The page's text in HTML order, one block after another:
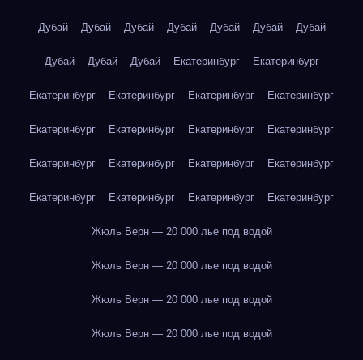
Дубай Дубай Дубай Дубай Дубай Дубай Дубай
Дубай Дубай Дубай Екатеринбург Екатеринбург
Екатеринбург Екатеринбург Екатеринбург Екатеринбург
Екатеринбург Екатеринбург Екатеринбург Екатеринбург
Екатеринбург Екатеринбург Екатеринбург Екатеринбург
Екатеринбург Екатеринбург Екатеринбург Екатеринбург
Жюль Верн — 20 000 лье под водой
Жюль Верн — 20 000 лье под водой
Жюль Верн — 20 000 лье под водой
Жюль Верн — 20 000 лье под водой